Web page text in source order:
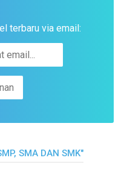
terbaru via email:
SMA DAN SMK"